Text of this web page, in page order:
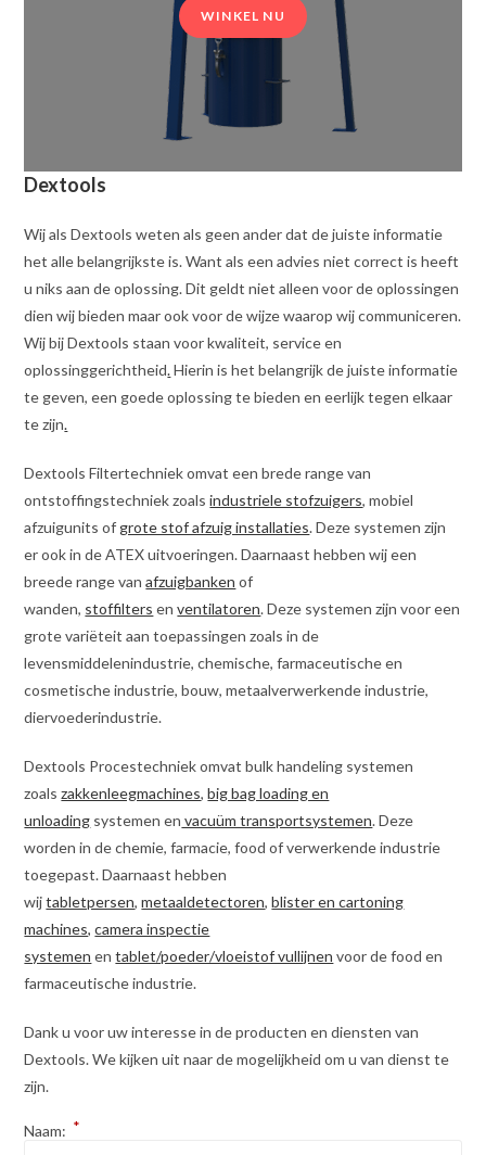
WINKEL NU
Dextools
Wij als Dextools weten als geen ander dat de juiste informatie
het alle belangrijkste is. Want als een advies niet correct is heeft
u niks aan de oplossing. Dit geldt niet alleen voor de oplossingen
dien wij bieden maar ook voor de wijze waarop wij communiceren.
Wij bij Dextools staan voor kwaliteit, service en
oplossinggerichtheid.Hierin is het belangrijk de juiste informatie
te geven, een goede oplossing te bieden en eerlijk tegen elkaar
te zijn.
Dextools Filtertechniek omvat een brede range van
ontstoffingstechniek zoalsindustriele stofzuigers, mobiel
afzuigunits of grote stof afzuig installaties. Deze systemen zijn
er ook in de ATEX uitvoeringen. Daarnaast hebben wij een
breede range vanafzuigbanken of
wanden, stoffilters enventilatoren. Deze systemen zijn voor een
grote variëteit aan toepassingen zoals in de
levensmiddelenindustrie, chemische, farmaceutische en
cosmetische industrie, bouw, metaalverwerkende industrie,
diervoederindustrie.
Dextools Procestechniek omvat bulk handeling systemen
zoalszakkenleegmachines,big bag loading en
unloading systemen en vacuüm transportsystemen. Deze
worden in de chemie, farmacie, food of verwerkende industrie
toegepast. Daarnaast hebben
wijtabletpersen,metaaldetectoren,blister en cartoning
machines, camera inspectie
systemen entablet/poeder/vloeistof vullijnen voor de food en
farmaceutische industrie.
Dank u voor uw interesse in de producten en diensten van
Dextools. We kijken uit naar de mogelijkheid om u van dienst te
zijn.
Naam: *